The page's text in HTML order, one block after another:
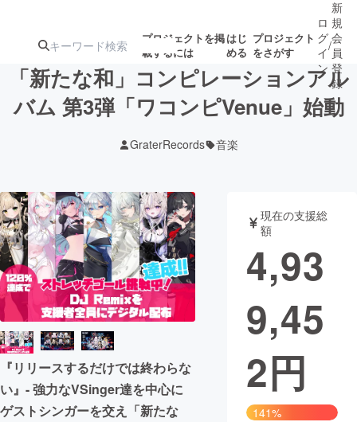
プロジェクトを掲
載するには
はじ
める
プロジェクト
をさがす
ジェクト
募集終了が近いプ
ロジェクト
アート・写真 音楽
テクノロジー・ガジェット ゲーム・サ
映像・映画
ビジネス・起業
まちづくり・地域活性化
ロ
グ
イ
ン
/
新
規
会
員
登
録
「新たな和」コンピレーションアル
バム 第3弾「ワコンピVenue」始動
GraterRecords 音楽
『リリースするだけでは終わらな
い』- 強力なVSinger達を中心に
ゲストシンガーを交え「新たな
現在の支援総
額
4,93
9,45
2円
141%